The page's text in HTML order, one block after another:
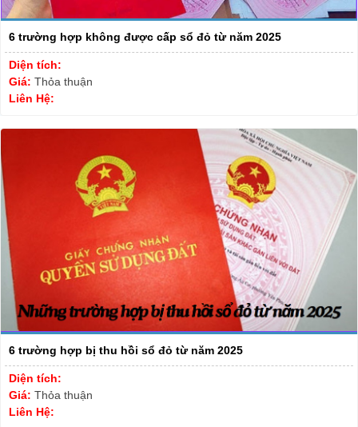
6 trường hợp không được cấp sổ đỏ từ năm 2025
Diện tích:
Giá: Thỏa thuận
Liên Hệ:
6 trường hợp bị thu hồi sổ đỏ từ năm 2025
Diện tích:
Giá: Thỏa thuận
Liên Hệ: